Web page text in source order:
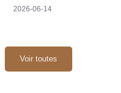
2026-06-14
Voir toutes